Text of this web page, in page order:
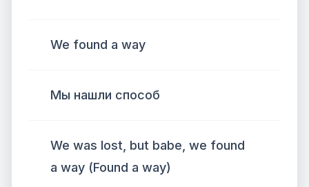
We found a way
Мы нашли способ
We was lost, but babe, we found
a way (Found a way)